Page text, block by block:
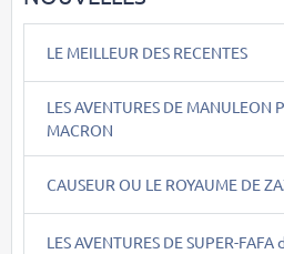
LE MEILLEUR DES RECENTES
LES AVENTURES DE MANULEON
MACRON
CAUSEUR OU LE ROYAUME DE
LES AVENTURES DE SUPER-